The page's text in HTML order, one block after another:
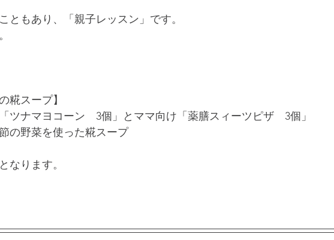
ともあり、「親子レッスン」です。
糀スープ】
ツナマヨコーン　3個」とママ向け「薬膳スィーツピザ　3個」
の野菜を使った糀スープ
なります。